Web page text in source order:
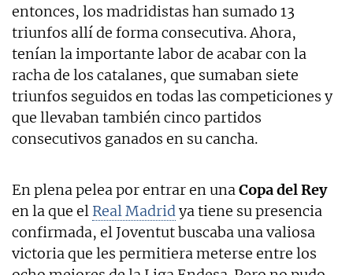
entonces, los madridistas han sumado 13
triunfos allí de forma consecutiva. Ahora,
tenían la importante labor de acabar con la
racha de los catalanes, que sumaban siete
triunfos seguidos en todas las competiciones y
que llevaban también cinco partidos
consecutivos ganados en su cancha.
En plena pelea por entrar en unaCopa del Rey
en la que el Real Madridya tiene su presencia
confirmada, el Joventut buscaba una valiosa
victoria que les permitiera meterse entre los